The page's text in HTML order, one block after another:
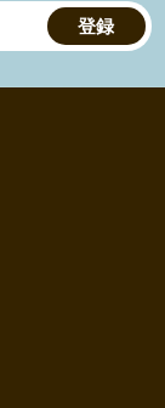
登録